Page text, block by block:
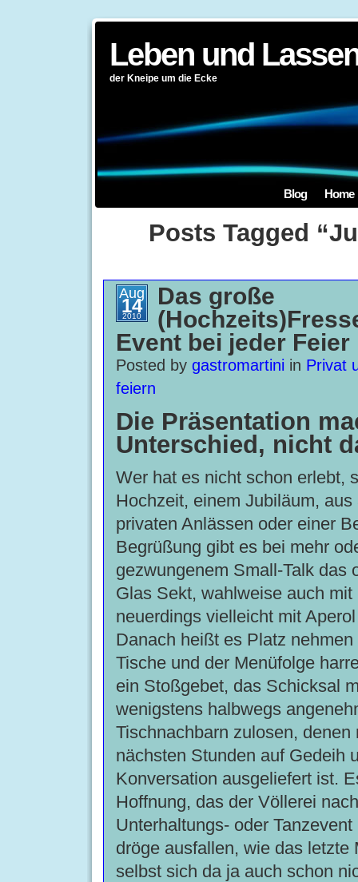
Leben und
der Kneipe um die Ecke
Blog Home
Posts Tagged
Aug
14
2010
Das große
Event bei jeder Feier
Posted by gastromartini in Privat
feiern
Die Präsentation
Unterschied, nicht
Wer hat es nicht schon erlebt,
Hochzeit, einem Jubiläum, aus
privaten Anlässen oder einer
Begrüßung gibt es bei mehr
gezwungenem Small-Talk das
Glas Sekt, wahlweise auch mit
neuerdings vielleicht mit
Danach heißt es Platz nehmen
Tische und der Menüfolge
ein Stoßgebet, das Schicksal
wenigstens halbwegs
Tischnachbarn zulosen, denen
nächsten Stunden auf Gedeih
Konversation ausgeliefert ist.
Hoffnung, das der Völlerei
Unterhaltungs- oder
dröge ausfallen, wie das letzte
selbst sich da ja auch schon